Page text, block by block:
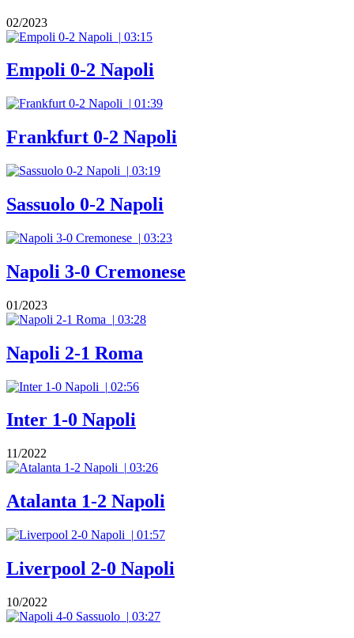
02/2023
| 03:15
Empoli 0-2 Napoli
| 01:39
Frankfurt 0-2 Napoli
| 03:19
Sassuolo 0-2 Napoli
| 03:23
Napoli 3-0 Cremonese
01/2023
| 03:28
Napoli 2-1 Roma
| 02:56
Inter 1-0 Napoli
11/2022
| 03:26
Atalanta 1-2 Napoli
| 01:57
Liverpool 2-0 Napoli
10/2022
| 03:27